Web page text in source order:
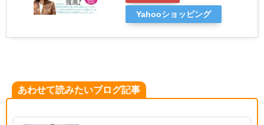
Yahooショッピング
あわせて読みたいブログ記事